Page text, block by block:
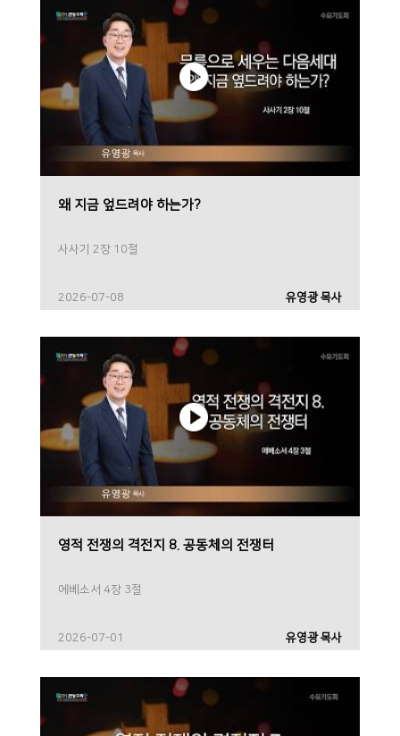
왜 지금 엎드려야 하는가?
사사기 2장 10절
2026-07-08 유영광 목사
영적 전쟁의 격전지 8. 공동체의 전쟁터
에베소서 4장 3절
2026-07-01 유영광 목사